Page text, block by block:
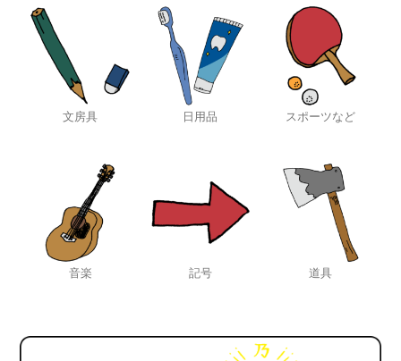
文房具 日用品 スポーツなど
音楽 記号 道具